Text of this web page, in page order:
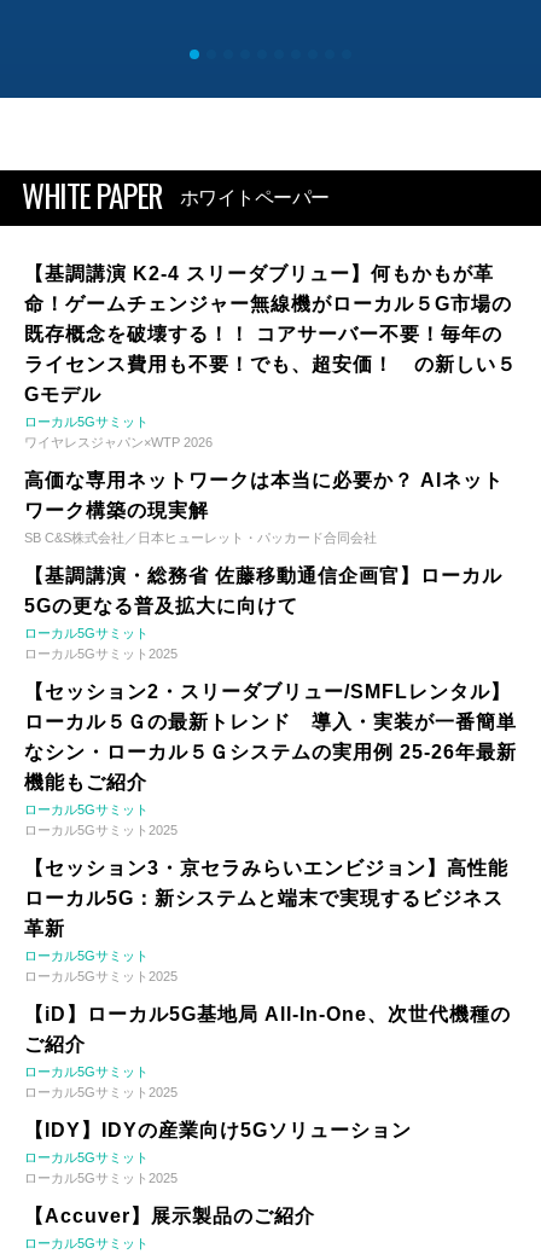
WHITE PAPER ホワイトペーパー
【基調講演 K2-4 スリーダブリュー】何もかもが革
命！ゲームチェンジャー無線機がローカル５G市場の
既存概念を破壊する！！ コアサーバー不要！毎年の
ライセンス費用も不要！でも、超安価！ の新しい５
Gモデル
ローカル5Gサミット
ワイヤレスジャパン×WTP 2026
高価な専用ネットワークは本当に必要か？ AIネット
ワーク構築の現実解
SB C&S株式会社／日本ヒューレット・パッカード合同会社
【基調講演・総務省 佐藤移動通信企画官】ローカル
5Gの更なる普及拡大に向けて
ローカル5Gサミット
ローカル5Gサミット2025
【セッション2・スリーダブリュー/SMFLレンタル】
ローカル５Ｇの最新トレンド 導入・実装が一番簡単
なシン・ローカル５Ｇシステムの実用例 25-26年最新
機能もご紹介
ローカル5Gサミット
ローカル5Gサミット2025
【セッション3・京セラみらいエンビジョン】高性能
ローカル5G：新システムと端末で実現するビジネス
革新
ローカル5Gサミット
ローカル5Gサミット2025
【iD】ローカル5G基地局 All-In-One、次世代機種の
ご紹介
ローカル5Gサミット
ローカル5Gサミット2025
【IDY】IDYの産業向け5Gソリューション
ローカル5Gサミット
ローカル5Gサミット2025
【Accuver】展示製品のご紹介
ローカル5Gサミット